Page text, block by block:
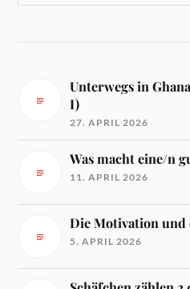
Unterwegs in
I)
27. APRIL 2026
Was macht eine/n
11. APRIL 2026
Die Motivation und
5. APRIL 2026